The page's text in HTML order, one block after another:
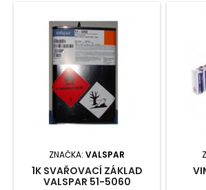
ZNAČKA: VALSPAR
1K SVAŘOVACÍ ZÁKLAD
VALSPAR 51-5060